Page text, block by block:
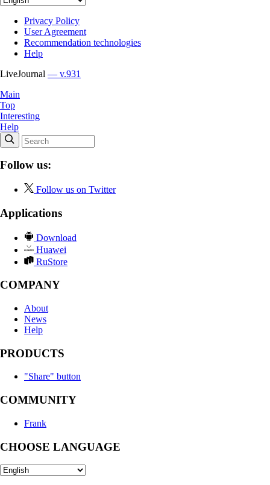
Privacy Policy
User Agreement
Recommendation technologies
Help
LiveJournal — v.931
Main
Top
Interesting
Help
Follow us:
Follow us on Twitter
Applications
Download
Huawei
RuStore
COMPANY
About
News
Help
PRODUCTS
"Share" button
COMMUNITY
Frank
CHOOSE LANGUAGE